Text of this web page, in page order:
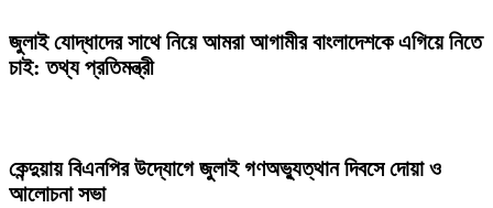
জুলাই যোদ্ধাদের সাথে নিয়ে আমরা আগামীর বাংলাদেশকে এগিয়ে নিতে
চাই: তথ্য প্রতিমন্ত্রী
কেন্দুয়ায় বিএনপির উদ্যোগে জুলাই গণঅভ্যুত্থান দিবসে দোয়া ও
আলোচনা সভা